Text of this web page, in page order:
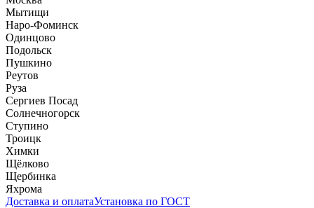
Мытищи
Наро-Фоминск
Одинцово
Подольск
Пушкино
Реутов
Руза
Сергиев Посад
Солнечногорск
Ступино
Троицк
Химки
Щёлково
Щербинка
Яхрома
Доставка и оплатаУстановка по ГОСТ